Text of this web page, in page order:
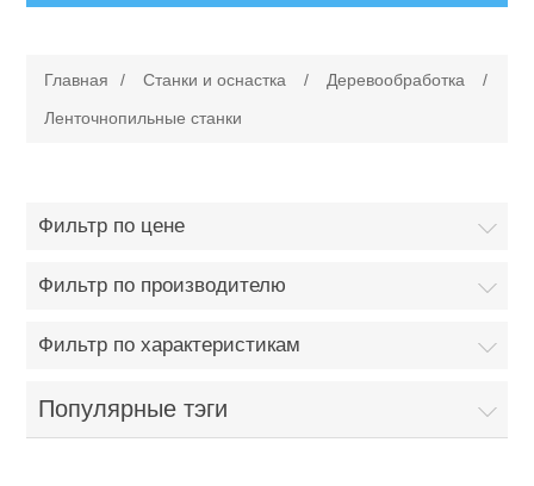
Главная / Станки и оснастка / Деревообработка
/
Ленточнопильные станки
Фильтр по цене
Фильтр по производителю
Фильтр по характеристикам
Популярные тэги